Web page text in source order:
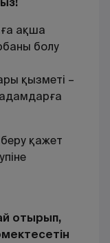
ақша
болу
қызметі –
адамдарға
қажет
отырып,